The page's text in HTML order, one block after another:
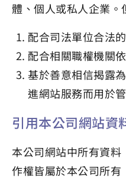
體、個人或私人企業。
配合司法單位合法
配合相關職權機關
基於善意相信揭露
進網站服務而用於
引用本公司網站資
本公司網站中所有資
作權皆屬於本公司所有